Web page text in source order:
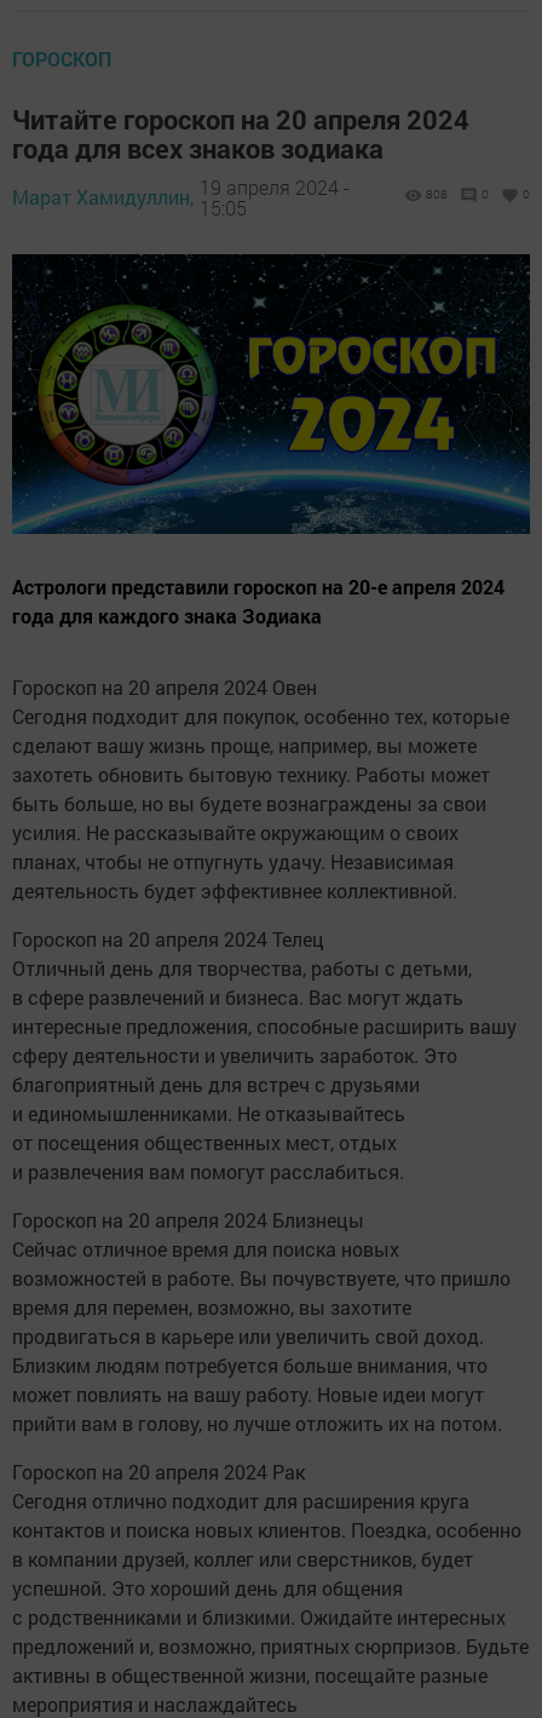
ГОРОСКОП
Читайте гороскоп на 20 апреля 2024
года для всех знаков зодиака
Марат Хамидуллин, 19 апреля 2024 -
15:05
808 0 0
Астрологи представили гороскоп на 20-е апреля 2024
года для каждого знака Зодиака
Гороскоп на 20 апреля 2024 Овен
Сегодня подходит для покупок, особенно тех, которые
сделают вашу жизнь проще, например, вы можете
захотеть обновить бытовую технику. Работы может
быть больше, но вы будете вознаграждены за свои
усилия. Не рассказывайте окружающим о своих
планах, чтобы не отпугнуть удачу. Независимая
деятельность будет эффективнее коллективной.
Гороскоп на 20 апреля 2024 Телец
Отличный день для творчества, работы с детьми,
в сфере развлечений и бизнеса. Вас могут ждать
интересные предложения, способные расширить вашу
сферу деятельности и увеличить заработок. Это
благоприятный день для встреч с друзьями
и единомышленниками. Не отказывайтесь
от посещения общественных мест, отдых
и развлечения вам помогут расслабиться.
Гороскоп на 20 апреля 2024 Близнецы
Сейчас отличное время для поиска новых
возможностей в работе. Вы почувствуете, что пришло
время для перемен, возможно, вы захотите
продвигаться в карьере или увеличить свой доход.
Близким людям потребуется больше внимания, что
может повлиять на вашу работу. Новые идеи могут
прийти вам в голову, но лучше отложить их на потом.
Гороскоп на 20 апреля 2024 Рак
Сегодня отлично подходит для расширения круга
контактов и поиска новых клиентов. Поездка, особенно
в компании друзей, коллег или сверстников, будет
успешной. Это хороший день для общения
с родственниками и близкими. Ожидайте интересных
предложений и, возможно, приятных сюрпризов. Будьте
активны в общественной жизни, посещайте разные
мероприятия и наслаждайтесь